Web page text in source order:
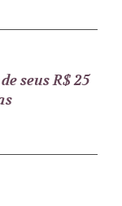
seus R$ 25